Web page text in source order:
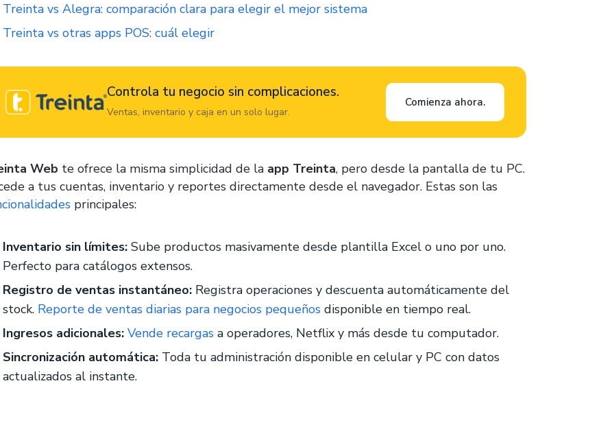
Treinta vs Alegra: comparación clara para elegir el mejor sistema
Treinta vs otras apps POS: cuál elegir
Controla tu negocio sin complicaciones.
Ventas, inventario y caja en un solo lugar.
Comienza ahora.
Web te ofrece la misma simplicidad de la app Treinta, pero desde la pantalla de tu PC.
a tus cuentas, inventario y reportes directamente desde el navegador. Estas son las
principales:
Inventario sin límites: Sube productos masivamente desde plantilla Excel o uno por uno.
Perfecto para catálogos extensos.
Registro de ventas instantáneo: Registra operaciones y descuenta automáticamente del
stock. Reporte de ventas diarias para negocios pequeños disponible en tiempo real.
Ingresos adicionales: Vende recargas a operadores, Netflix y más desde tu computador.
Sincronización automática: Toda tu administración disponible en celular y PC con datos
actualizados al instante.